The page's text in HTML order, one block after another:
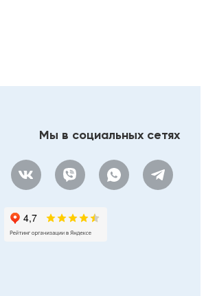
Мы в социальных сетях